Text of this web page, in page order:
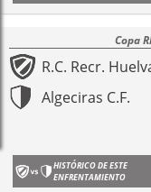
Copa
R.C. Recr.
Algeciras C.F.
HISTÓRICO DE ESTE
ENFRENTAMIENTO